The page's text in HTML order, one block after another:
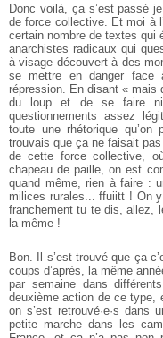
Donc voilà, ça s’est passé
de force collective. Et moi à
certain nombre de textes qui
anarchistes radicaux qui
à visage découvert à des
se mettre en danger
répression. En disant « mais
du loup et de se faire
questionnements assez
toute une rhétorique qu’on
trouvais que ça ne faisait
de cette force collective,
chapeau de paille, on est
quand même, rien à faire :
milices rurales... ffuiitt ! On
franchement tu te dis, allez,
la même !
Bon. Il s’est trouvé que ça
coups d’après, la même
par semaine dans
deuxième action de ce type,
on s’est retrouvé·e·s
petite marche dans les